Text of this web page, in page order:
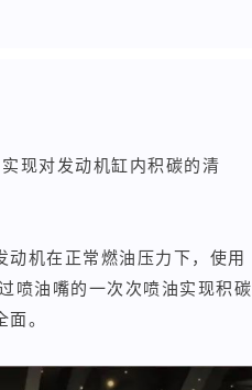
现对发动机缸内积碳的清
机在正常燃油压力下，使用
喷油嘴的一次次喷油实现积碳
。